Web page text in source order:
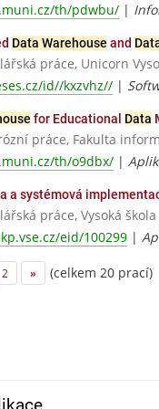
th/pdwbu/ |
Data Warehouse and
práce, Unicorn
id//kxzvhz// |
for Educational Data
práce, Fakulta
th/o9dbx/ |
a systémová
práce, Vysoká
eid/100299 |
2 » (celkem 20 prací)